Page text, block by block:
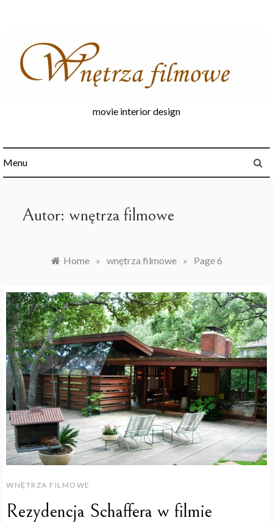
movie interior design
Menu
Autor: wnętrza filmowe
Home » wnętrza filmowe » Page 6
WNĘTRZA FILMOWE
Rezydencja Schaffera w filmie